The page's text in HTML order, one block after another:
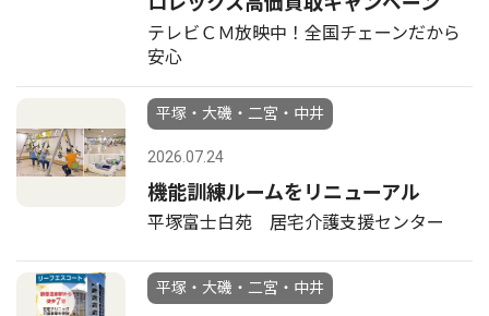
テレビＣＭ放映中！全国チェーンだから
安心
平塚・大磯・二宮・中井
2026.07.24
機能訓練ルームをリニューアル
平塚富士白苑 居宅介護支援センター
平塚・大磯・二宮・中井